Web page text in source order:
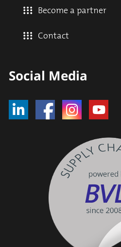
Become a partner
Contact
Social Media